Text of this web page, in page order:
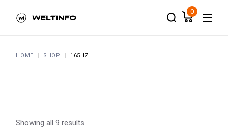
content
0
HOME SHOP 165HZ
Showing all 9 results